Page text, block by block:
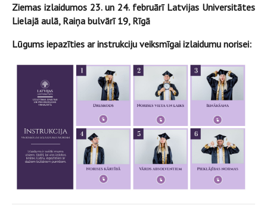
Ziemas izlaidumos 23. un 24. februārī Latvijas Universitātes
Lielajā aulā, Raiņa bulvārī 19, Rīgā
Lūgums iepazīties ar instrukciju veiksmīgai izlaidumu norisei: